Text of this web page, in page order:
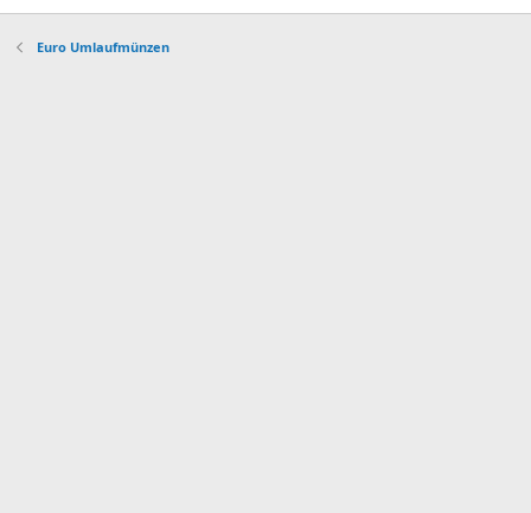
Euro Umlaufmünzen